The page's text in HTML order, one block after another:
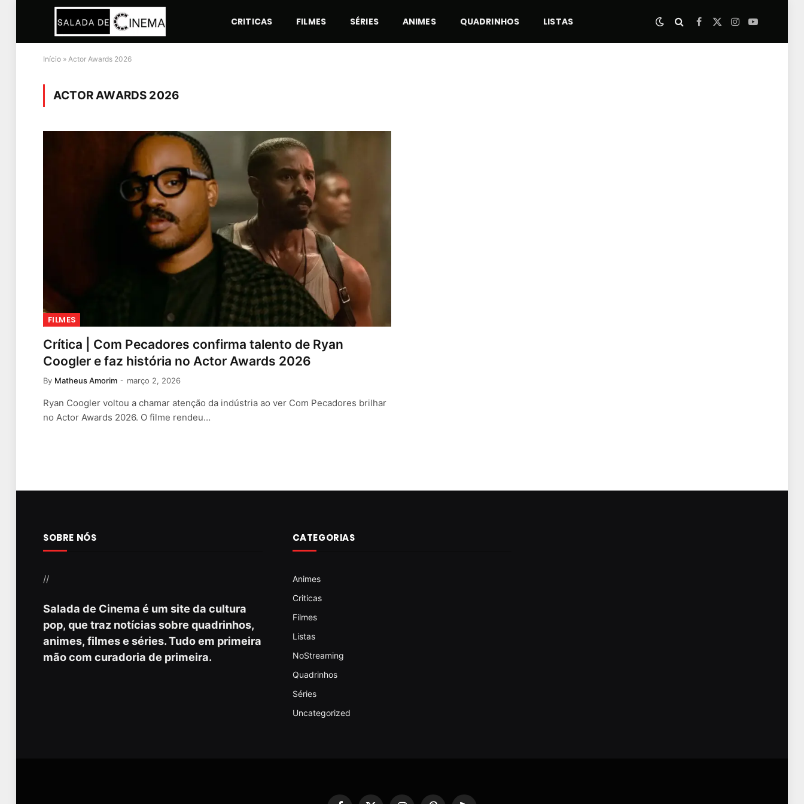
CRITICAS FILMES SÉRIES ANIMES QUADRINHOS LISTAS Facebook
X
Instagram
YouTube
Início » Actor Awards 2026
ACTOR AWARDS 2026
FILMES
Crítica | Com Pecadores confirma talento de Ryan
Coogler e faz história no Actor Awards 2026
By Matheus Amorim março 2, 2026
Ryan Coogler voltou a chamar atenção da indústria ao ver Com Pecadores brilhar
no Actor Awards 2026. O filme rendeu…
SOBRE NÓS
//
Salada de Cinema é um site da cultura
pop, que traz notícias sobre quadrinhos,
animes, filmes e séries. Tudo em primeira
mão com curadoria de primeira.
CATEGORIAS
Animes
Criticas
Filmes
Listas
NoStreaming
Quadrinhos
Séries
Uncategorized